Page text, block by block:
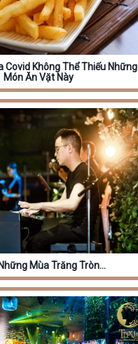
Covid Không Thể Thiếu Những
Món Ăn Vặt Này
Mùa Trăng Tròn…